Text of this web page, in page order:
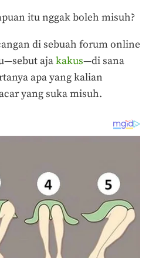
itu nggak boleh misuh?
di sebuah forum online
ajakakus—di sana
apa yang kalian
yang suka misuh.